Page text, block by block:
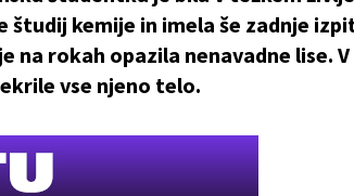
študij kemije in imela še zadnje
na rokah opazila nenavadne lise.
vse njeno telo.